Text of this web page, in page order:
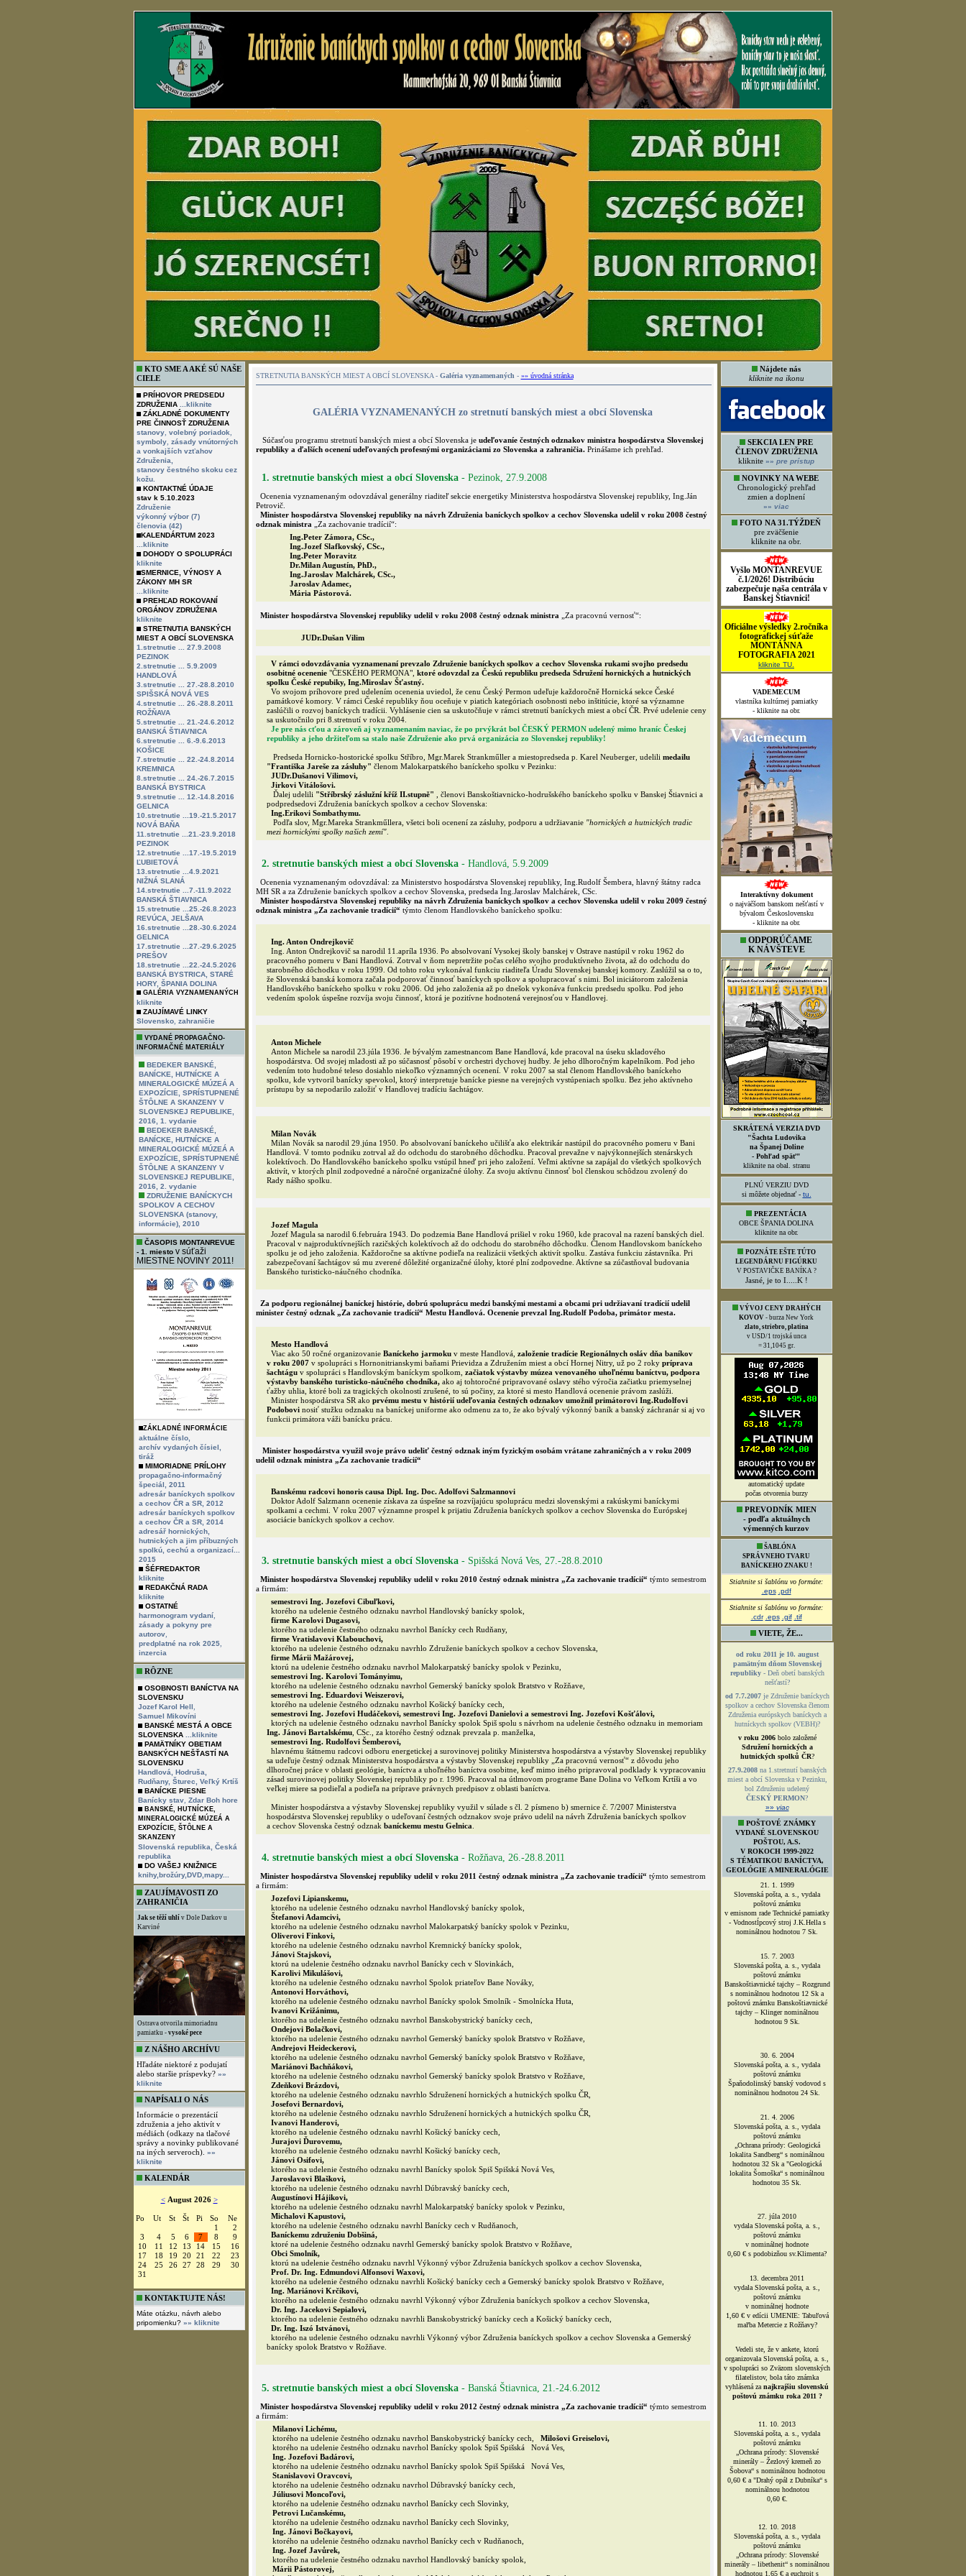
KTO SME A AKÉ SÚ NAŠE
CIELE
PRÍHOVOR PREDSEDU
ZDRUŽENIA
...kliknite
ZÁKLADNÉ DOKUMENTY
PRE ČINNOSŤ ZDRUŽENIA
stanovy, volebný poriadok
symboly, zásady vnútorných
a vonkajších vzťahov
Združenia,
stanovy čestného skoku cez
kožu.
KONTAKTNÉ ÚDAJE
stav k 5.10.2023
Združenie
výkonný výbor (7)
členovia (42)
KALENDÁRTUM 2023
...kliknite
DOHODY O SPOLUPRÁCI
kliknite
SMERNICE, VÝNOSY A
ZÁKONY MH SR
...kliknite
PREHĽAD ROKOVANÍ
ORGÁNOV ZDRUŽENIA
kliknite
STRETNUTIA BANSKÝCH
MIEST A OBCÍ SLOVENSKA
1.stretnutie ... 27.9.2008
PEZINOK
2.stretnutie ... 5.9.2009
HANDLOVÁ
3.stretnutie ... 27.-28.8.2010
SPIŠSKÁ NOVÁ VES
4.stretnutie ... 26.-28.8.2011
ROŽŇAVA
5.stretnutie ... 21.-24.6.2012
BANSKÁ ŠTIAVNICA
6.stretnutie ... 6.-9.6.2013
KOŠICE
7.stretnutie ... 22.-24.8.2014
KREMNICA
8.stretnutie ... 24.-26.7.2015
BANSKÁ BYSTRICA
9.stretnutie ... 12.-14.8.2016
GELNICA
10.stretnutie ...19.-21.5.2017
NOVÁ BAŇA
11.stretnutie ...21.-23.9.2018
PEZINOK
12.stretnutie ...17.-19.5.2019
ĽUBIETOVÁ
13.stretnutie ...4.9.2021
NIŽNÁ SLANÁ
14.stretnutie ...7.-11.9.2022
BANSKÁ ŠTIAVNICA
15.stretnutie ...25.-26.8.2023
REVÚCA, JELŠAVA
16.stretnutie ...28.-30.6.2024
GELNICA
17.stretnutie ...27.-29.6.2025
PREŠOV
18.stretnutie ...22.-24.5.2026
BANSKÁ BYSTRICA, STARÉ
HORY, ŠPANIA DOLINA
GALÉRIA VYZNAMENANÝCH
kliknite
ZAUJÍMAVÉ LINKY
Slovensko, zahraničie
VYDANÉ PROPAGAČNO-
INFORMAČNÉ MATERIÁLY
BEDEKER BANSKÉ,
BANÍCKE, HUTNÍCKE A
MINERALOGICKÉ MÚZEÁ A
EXPOZÍCIE, SPRÍSTUPNENÉ
ŠTÔLNE A SKANZENY V
SLOVENSKEJ REPUBLIKE,
2016, 1. vydanie
BEDEKER BANSKÉ,
BANÍCKE, HUTNÍCKE A
MINERALOGICKÉ MÚZEÁ A
EXPOZÍCIE, SPRÍSTUPNENÉ
ŠTÔLNE A SKANZENY V
SLOVENSKEJ REPUBLIKE,
2016, 2. vydanie
ZDRUŽENIE BANÍCKYCH
SPOLKOV A CECHOV
SLOVENSKA (stanovy,
informácie), 2010
ČASOPIS MONTANREVUE
- 1. miesto v súťaži
MIESTNE NOVINY 2011!
ZÁKLADNÉ INFORMÁCIE
aktuálne číslo,
archív vydaných čísiel,
tiráž
MIMORIADNE PRÍLOHY
propagačno-informačný
špeciál, 2011
adresár baníckych spolkov
a cechov ČR a SR, 2012
adresár baníckych spolkov
a cechov ČR a SR, 2014
adresář hornických,
hutnických a jim příbuzných
spolkú, cechú a organizací...
2015
ŠÉFREDAKTOR
kliknite
REDAKČNÁ RADA
kliknite
OSTATNÉ
harmonogram vydaní,
zásady a pokyny pre
autorov,
predplatné na rok 2025,
inzercia
RÔZNE
OSOBNOSTI BANÍCTVA NA
SLOVENSKU
Jozef Karol Hell
Samuel Mikovíni
BANSKÉ MESTÁ A OBCE
SLOVENSKA
...kliknite
PAMÄTNÍKY OBETIAM
BANSKÝCH NEŠŤASTÍ NA
SLOVENSKU
Handlová,
Hodruša,
Rudňany, Šturec,
Veľký Krtíš
BANÍCKE PIESNE
Banícky stav, Zdar Boh hore
BANSKÉ, HUTNÍCKE,
MINERALOGICKÉ MÚZEÁ A
EXPOZÍCIE, ŠTÔLNE A
SKANZENY
Slovenská republika,
Česká
republika
DO VAŠEJ KNIŽNICE
knihy,brožúry,DVD,mapy...
ZAUJÍMAVOSTI ZO
ZAHRANIČIA
Jak se těží uhlív Dole Darkov u
Karviné
Ostrava otvorila mimoriadnu
pamiatku -vysoké pece
Z NÁŠHO ARCHÍVU
Hľadáte niektoré z podujatí
alebo staršie príspevky? »»
kliknite
NAPÍSALI O NÁS
Informácie o prezentácií
združenia a jeho aktivít v
médiách (odkazy na tlačové
správy a novinky publikované
na iných serveroch). »»
kliknite
KALENDÁR
< August 2026 >
Po Ut St Št Pi So
Ne
1
2
3
4 5 6 7 8
9
10
11 12 13 14 15
16
17
18 19 20 21 22
23
24
25 26 27 28 29
30
31
KONTAKTUJTE NÁS!
Máte otázku, návrh alebo
pripomienku? »» kliknite
Nájdete nás
kliknite na ikonu
SEKCIA LEN PRE
ČLENOV ZDRUŽENIA
kliknite »» pre prístup
NOVINKY NA WEBE
Chronologický prehľad
zmien a doplnení
»» viac
FOTO NA 31.TÝŽDEŇ
pre zväčšenie
kliknite na obr.
Vyšlo MONTANREVUE
č.1/2026! Distribúciu
zabezpečuje naša centrála v
Banskej Štiavnici!
Oficiálne výsledky 2.ročníka
fotografickej súťaže
MONTÁNNA
FOTOGRAFIA 2021
kliknite TU.
VADEMECUM
vlastníka kultúrnej pamiatky
- kliknite na obr.
Interaktívny dokument
o najväčšom banskom nešťastí v
bývalom Československu
- kliknite na obr.
ODPORÚČAME
K NÁVŠTEVE
SKRÁTENÁ VERZIA DVD
"Šachta Ludovika
na Španej Doline
- Pohľad späť"
kliknite na obal. stranu
PLNÚ VERZIU DVD
si môžete objednať - tu.
PREZENTÁCIA
OBCE ŠPANIA DOLINA
kliknite na obr.
POZNÁTE EŠTE TÚTO
LEGENDÁRNU FIGÚRKU
V POSTAVIČKE BANÍKA ?
Jasné, je to I.....K !
VÝVOJ CENY DRAHÝCH
KOVOV - burza New York
zlato, striebro, platina
v USD/1 trojská unca
= 31,1045 gr.
automatický update
počas otvorenia burzy
PREVODNÍK MIEN
- podľa aktuálnych
výmenných kurzov
ŠABLÓNA
SPRÁVNEHO TVARU
BANÍCKEHO ZNAKU !
Stiahnite si šablónu vo formáte:
.eps .pdf
Stiahnite si šablónu vo formáte:
.cdr .eps .gif .tif
VIETE, ŽE...
od roku 2011 je 10. august
pamätným dňom Slovenskej
republiky - Deň obetí banských
nešťastí?
od 7.7.2007je Združenie baníckych
spolkov a cechov Slovenska členom
Združenia európskych baníckych a
hutníckych spolkov (VEBH)?
v roku 2006bolo založené
Sdružení hornických a
hutnických spolků ČR?
27.9.2008na 1.stretnutí banských
miest a obcí Slovenska v Pezinku,
bol Združeniu udelený
ČESKÝ PERMON?
»» viac
POŠTOVÉ ZNÁMKY
VYDANÉ SLOVENSKOU
POŠTOU, A.S.
V ROKOCH 1999-2022
S TÉMATIKOU BANÍCTVA,
GEOLÓGIE A MINERALÓGIE
21. 1. 1999
Slovenská pošta, a. s., vydala
poštovú známku
v emisnom rade Technické pamiatky
- Vodnostĺpcový stroj J.K.Hella s
nominálnou hodnotou 7 Sk.
15. 7. 2003
Slovenská pošta, a. s., vydala
poštovú známku
Banskoštiavnické tajchy – Rozgrund
s nominálnou hodnotou 12 Sk a
poštovú známku Banskoštiavnické
tajchy – Klinger nominálnou
hodnotou 9 Sk.
30. 6. 2004
Slovenská pošta, a. s., vydala
poštovú známku
Špaňodolinský banský vodovod s
nominálnou hodnotou 24 Sk.
21. 4. 2006
Slovenská pošta, a. s., vydala
poštovú známku
„Ochrana prírody: Geologická
lokalita Sandberg“ s nominálnou
hodnotou 32 Sk a "Geologická
lokalita Šomoška“ s nominálnou
hodnotou 35 Sk.
27. júla 2010
vydala Slovenská pošta, a. s.,
poštovú známku
v nominálnej hodnote
0,60 € s podobizňou sv.Klimenta?
13. decembra 2011
vydala Slovenská pošta, a. s.,
poštovú známku
v nominálnej hodnote
1,60 € v edícii UMENIE: Tabuľová
maľba Metercie z Rožňavy?
Vedeli ste, že v ankete, ktorú
organizovala Slovenská pošta, a. s.,
v spolupráci so Zväzom slovenských
filatelistov, bola táto známka
vyhlásená za najkrajšiu slovenskú
poštovú známku roka 2011 ?
11. 10. 2013
Slovenská pošta, a. s., vydala
poštovú známku
„Ochrana prírody: Slovenské
minerály – Žezlový kremeň zo
Šobova“ s nominálnou hodnotou
0,60 € a "Drahý opál z Dubníka“ s
nominálnou hodnotou
0,60 €.
12. 10. 2018
Slovenská pošta, a. s., vydala
poštovú známku
„Ochrana prírody: Slovenské
minerály – libethenit“ s nominálnou
hodnotou 1,65 € a euchroit s
STRETNUTIA BANSKÝCH MIEST A OBCÍ SLOVENSKA - Galéria vyznamenaných - »» úvodná stránka
GALÉRIA VYZNAMENANÝCH zo stretnutí banských miest a obcí Slovenska
Súčasťou programu stretnutí banských miest a obcí Slovenska je udeľovaníe čestných odznakov ministra hospodárstva Slovenskej
republiky a ďalších ocenení udeľovaných profesnými organizáciami zo Slovenska a zahraničia.Prinášame ich prehľad.
1. stretnutie banských miest a obcí Slovenska- Pezinok, 27.9.2008
Ocenenia vyznamenaným odovzdával generálny riaditeľ sekcie energetiky Ministerstva hospodárstva Slovenskej republiky, Ing.Ján
Petrovič.
Minister hospodárstva Slovenskej republiky na návrh Združenia baníckych spolkov a cechov Slovenska udelil v roku 2008 čestný
odznak ministra „Za zachovanie tradícií“:
Ing.Peter Zámora, CSc.,
Ing.Jozef Slafkovský, CSc.,
Ing.Peter Moravitz
Dr.Milan Augustín, PhD.,
Ing.Jaroslav Malchárek, CSc.,
Jaroslav Adamec,
Mária Pástorová.
Minister hospodárstva Slovenskej republiky udelil v roku 2008 čestný odznak ministra „Za pracovnú vernosť“:
JUDr.Dušan Vilim
V rámci odovzdávania vyznamenaní prevzalo Združenie baníckych spolkov a cechov Slovenska rukami svojho predsedu
osobitné ocenenie "ČESKÉHO PERMONA", ktoré odovzdal za Českú republiku predseda Sdružení hornických a hutnických
spolku České repubiky, Ing.Miroslav Šťastný.
Vo svojom príhovore pred udelením ocenenia uviedol, že cenu Český Permon udeľuje každoročně Hornická sekce České
památkové komory. V rámci České republiky ňou oceňuje v piatich kategóriach osobnosti nebo inštitúcie, ktoré sa významne
zaslúčili o rozvoj baníckych tradícii. Vyhlásenie cien sa uskutočňuje v rámci stretnutí baníckych miest a obcí ČR. Prvé udelenie ceny
sa uskutočnilo pri 8.stretnutí v roku 2004.
Je pre nás cťou a zároveň aj vyznamenaním naviac, že po prvýkrát bol ČESKÝ PERMON udelený mimo hraníc Českej
republiky a jeho držiteľom sa stalo naše Združenie ako prvá organizácia zo Slovenskej republiky!
Predseda Hornicko-hostorické spolku Stříbro, Mgr.Marek Strankműller a miestopredseda p. Karel Neuberger, udelili medailu
"Františka Jareše za zásluhy" členom Malokarpatského baníckeho spolku v Pezinku:
JUDr.Dušanovi Vilimovi,
Jirkovi Vitálošovi.
Ďalej udelili "Stříbrský záslužní kříž II.stupně" , členovi Banskoštiavnicko-hodrušského baníckeho spolku v Banskej Štiavnici a
podpredsedovi Združenia baníckych spolkov a cechov Slovenska:
Ing.Erikovi Sombathymu.
Podľa slov, Mgr.Mareka Strankműllera, všetci boli ocenení za zásluhy, podporu a udržiavanie "hornických a hutnických tradic
mezi hornickými spolky našich zemí".
2. stretnutie banských miest a obcí Slovenska- Handlová, 5.9.2009
Ocenenia vyznamenaným odovzdával: za Ministerstvo hospodárstva Slovenskej republiky, Ing.Rudolf Šembera, hlavný štátny radca
MH SR a za Združenie baníckych spolkov a cechov Slovenska, predseda Ing.Jaroslav Malchárek, CSc.
Minister hospodárstva Slovenskej republiky na návrh Združenia baníckych spolkov a cechov Slovenska udelil v roku 2009 čestný
odznak ministra „Za zachovanie tradícií“ týmto členom Handlovského baníckeho spolku:
Ing. Anton Ondrejkovič
Ing. Anton Ondrejkovič sa narodil 11.apríla 1936. Po absolvovaní Vysokej školy banskej v Ostrave nastúpil v roku 1962 do
pracovného pomeru v Bani Handlová. Zotrval v ňom nepretržite počas celého svojho produktívneho života, až do odchodu do
starobného dôchodku v roku 1999. Od tohto roku vykonával funkciu riaditeľa Úradu Slovenskej banskej komory. Zaslúžil sa o to,
že Slovenská banská komora začala podporovať činnosť baníckych spolkov a spolupracovať s nimi. Bol iniciátorom založenia
Handlovského baníckeho spolku v roku 2006. Od jeho založenia až po dnešok vykonáva funkciu predsedu spolku. Pod jeho
vedením spolok úspešne rozvíja svoju činnosť, ktorá je pozitívne hodnotená verejnosťou v Handlovej.
Anton Michele
Anton Michele sa narodil 23.júla 1936. Je bývalým zamestnancom Bane Handlová, kde pracoval na úseku skladového
hospodárstva. Od svojej mladosti až po súčasnosť pôsobí v orchestri dychovej hudby. Je jeho dlhoročným kapelníkom. Pod jeho
vedením toto hudobné teleso dosiahlo niekoľko významných ocenení. V roku 2007 sa stal členom Handlovského baníckeho
spolku, kde vytvoril banícky spevokol, ktorý interpretuje banícke piesne na verejných vystúpeniach spolku. Bez jeho aktívneho
prístupu by sa nepodarilo založiť v Handlovej tradíciu šachtágov.
Milan Novák
Milan Novák sa narodil 29.júna 1950. Po absolvovaní baníckeho učilišťa ako elektrikár nastúpil do pracovného pomeru v Bani
Handlová. V tomto podniku zotrval až do odchodu do starobného dôchodku. Pracoval prevažne v najvýkonnejších stenárskych
kolektívoch. Do Handlovského baníckeho spolku vstúpil hneď pri jeho založení. Veľmi aktívne sa zapájal do všetkých spolkových
aktivít, v ktorých plnil zodpovedné a náročné organizačné úlohy. Za svoju aktívnu činnosť bol členskou schôdzou zvolený do
Rady nášho spolku.
Jozef Magula
Jozef Magula sa narodil 6.februára 1943. Do podzemia Bane Handlová prišiel v roku 1960, kde pracoval na razení banských diel.
Pracoval v najproduktívnejších razičských kolektívoch až do odchodu do starobného dôchodku. Členom Handlovskom baníckeho
spolku je od jeho založenia. Každoročne sa aktívne podieľa na realizácii všetkých aktivít spolku. Zastáva funkciu zástavníka. Pri
zabezpečovaní šachtágov sú mu zverené dôležité organizačné úlohy, ktoré plní zodpovedne. Aktívne sa zúčastňoval budovania
Banského turisticko-náučného chodníka.
Za podporu regionálnej baníckej histórie, dobrú spoluprácu medzi banskými mestami a obcami pri udržiavaní tradícií udelil
minister čestný odznak „Za zachovanie tradícií“ Mestu Handlová. Ocenenie prevzal Ing.Rudolf Podoba, primátor mesta.
Mesto Handlová
Viac ako 50 ročné organizovanie Baníckeho jarmokuv meste Handlová, založenie tradície Regionálnych osláv dňa baníkov
v roku 2007 v spolupráci s Hornonitrianskymi baňami Prievidza a Združením miest a obcí Hornej Nitry, už po 2 rokypríprava
šachtáguv spolupráci s Handlovským baníckym spolkom, začiatok výstavby múzea venovaného uhoľnému baníctvu, podpora
výstavby banského turisticko-náučného chodníka,ako aj tohtoročné pripravované oslavy stého výročia začiatku priemyselnej
ťažby uhlia, ktoré boli za tragických okolností zrušené, to sú počiny, za ktoré si mesto Handlová ocenenie právom zaslúži.
Minister hospodárstva SR ako prvému mestu v histórií udeľovania čestných odznakov umožnil primátorovi Ing.Rudolfovi
Podobovinosiť stužku odznaku na baníckej uniforme ako odmenu za to, že ako bývalý výkonný baník a banský záchranár si aj vo
funkcii primátora váži banícku prácu.
Minister hospodárstva využil svoje právo udeliť čestný odznak iným fyzickým osobám vrátane zahraničných a v roku 2009
udelil odznak ministra „Za zachovanie tradícií“
Banskému radcovi honoris causa Dipl. Ing. Doc. Adolfovi Salzmannovi
Doktor Adolf Salzmann ocenenie získava za úspešne sa rozvíjajúcu spoluprácu medzi slovenskými a rakúskymi baníckymi
spolkami a cechmi. V roku 2007 významne prospel k prijatiu Združenia baníckych spolkov a cechov Slovenska do Európskej
asociácie baníckych spolkov a cechov.
3. stretnutie banských miest a obcí Slovenska- Spišská Nová Ves, 27.-28.8.2010
Minister hospodárstva Slovenskej republiky udelil v roku 2010 čestný odznak ministra „Za zachovanie tradícií“ týmto semestrom
a firmám:
semestrovi Ing. Jozefovi Cibuľkovi,
ktorého na udelenie čestného odznaku navrhol Handlovský banícky spolok,
firme Karolovi Dugasovi,
ktorého na udelenie čestného odznaku navrhol Banícky cech Rudňany,
firme Vratislavovi Klabouchovi,
ktorého na udelenie čestného odznaku navrhlo Združenie baníckych spolkov a cechov Slovenska,
firme Márii Mažárovej,
ktorú na udelenie čestného odznaku navrhol Malokarpatský banícky spolok v Pezinku,
semestrovi Ing. Karolovi Tományimu,
ktorého na udelenie čestného odznaku navrhol Gemerský banícky spolok Bratstvo v Rožňave,
semestrovi Ing. Eduardovi Weiszerovi,
ktorého na udelenie čestného odznaku navrhol Košický banícky cech,
semestrovi Ing. Jozefovi Hudáčekovi, semestrovi Ing. Jozefovi Danielovi a semestrovi Ing. Jozefovi Košťálovi,
ktorých na udelenie čestného odznaku navrhol Banícky spolok Spiš spolu s návrhom na udelenie čestného odznaku in memoriam
Ing. Jánovi Bartalskému, CSc., za ktorého čestný odznak prevzala p. manželka,
semestrovi Ing. Rudolfovi Šemberovi,
hlavnému štátnemu radcovi odboru energetickej a surovinovej politiky Ministerstva hospodárstva a výstavby Slovenskej republiky
sa udeľuje čestný odznak Ministerstva hospodárstva a výstavby Slovenskej republiky „Za pracovnú vernosť“ z dôvodu jeho
dlhoročnej práce v oblasti geológie, baníctva a uhoľného baníctva osobitne, keď mimo iného pripravoval podklady k vypracovaniu
zásad surovinovej politiky Slovenskej republiky po r. 1996. Pracoval na útlmovom programe Bane Dolina vo Veľkom Krtíši a vo
veľkej miere sa podieľal a podieľa na príprave právnych predpisov z oblasti baníctva.
Minister hospodárstva a výstavby Slovenskej republiky využil v súlade s čl. 2 písmeno b) smernice č. 7/2007 Ministerstva
hospodárstva Slovenskej republiky o udeľovaní čestných odznakov svoje právo udelil na návrh Združenia baníckych spolkov
a cechov Slovenska čestný odznak baníckemu mestu Gelnica
4. stretnutie banských miest a obcí Slovenska- Rožňava, 26.-28.8.2011
Minister hospodárstva Slovenskej republiky udelil v roku 2011 čestný odznak ministra „Za zachovanie tradícií“ týmto semestrom
a firmám:
Jozefovi Lipianskemu,
ktorého na udelenie čestného odznaku navrhol Handlovský banícky spolok,
Štefanovi Adamcivi,
ktorého na udelenie čestného odznaku navrhol Malokarpatský banícky spolok v Pezinku,
Oliverovi Finkovi,
ktorého na udelenie čestného odznaku navrhol Kremnický banícky spolok,
Jánovi Stajskovi,
ktorú na udelenie čestného odznaku navrhol Banícky cech v Slovinkách,
Karolivi Mikulášovi,
ktorého na udelenie čestného odznaku navrhol Spolok priateľov Bane Nováky,
Antonovi Horváthovi,
ktorého na udelenie čestného odznaku navrhol Banícky spolok Smolník - Smolnícka Huta,
Ivanovi Križánimu,
ktorého na udelenie čestného odznaku navrhol Banskobystrický banícky cech,
Ondejovi Bolačkovi,
ktorého na udelenie čestného odznaku navrhol Gemerský banícky spolok Bratstvo v Rožňave,
Andrejovi Heideckerovi,
ktorého na udelenie čestného odznaku navrhol Gemerský banícky spolok Bratstvo v Rožňave,
Mariánovi Bachňákovi,
ktorého na udelenie čestného odznaku navrhol Gemerský banícky spolok Bratstvo v Rožňave,
Zdeňkovi Brázdovi,
ktorého na udelenie čestného odznaku navrhlo Sdruženení hornických a hutnických spolku ČR,
Josefovi Bernardovi,
ktorého na udelenie čestného odznaku navrhlo Sdruženení hornických a hutnických spolku ČR,
Ivanovi Handerovi,
ktorého na udelenie čestného odznaku navrhl Košický banícky cech,
Jurajovi Ďurovemu,
ktorého na udelenie čestného odznaku navrhl Košický banícky cech,
Jánovi Osifovi,
ktorého na udelenie čestného odznaku navrhl Banícky spolok Spiš Spišská Nová Ves,
Jaroslavovi Blaškovi,
ktorého na udelenie čestného odznaku navrhl Dúbravský banícky cech,
Augustínovi Hájikovi,
ktorého na udelenie čestného odznaku navrhl Malokarpatský banícky spolok v Pezinku,
Michalovi Kapustovi,
ktorého na udelenie čestného odznaku navrhl Banícky cech v Rudňanoch,
Baníckemu združeniu Dobšiná,
ktoré na udelenie čestného odznaku navrhl Gemerský banícky spolok Bratstvo v Rožňave,
Obci Smolník,
ktorú na udelenie čestného odznaku navrhl Výkonný výbor Združenia baníckych spolkov a cechov Slovenska,
Prof. Dr. Ing. Edmundovi Alfonsovi Waxovi,
ktorého na udelenie čestného odznaku navrhli Košický banícky cech a Gemerský banícky spolok Bratstvo v Rožňave,
Ing. Mariánovi Krčíkovi,
ktorého na udelenie čestného odznaku navrhl Výkonný výbor Združenia baníckych spolkov a cechov Slovenska,
Dr. Ing. Jacekovi Sepialovi,
ktorého na udelenie čestného odznaku navrhli Banskobystrický banícky cech a Košický banícky cech,
Dr. Ing. Iszó Istvánovi,
ktorého na udelenie čestného odznaku navrhli Výkonný výbor Združenia baníckych spolkov a cechov Slovenska a Gemerský
banícky spolok Bratstvo v Rožňave.
5. stretnutie banských miest a obcí Slovenska- Banská Štiavnica, 21.-24.6.2012
Minister hospodárstva Slovenskej republiky udelil v roku 2012 čestný odznak ministra „Za zachovanie tradícií“ týmto semestrom
a firmám:
Milanovi Lichému,
ktorého na udelenie čestného odznaku navrhol Banskobystrický banícky cech, Milošovi Greiselovi,
ktorého na udelenie čestného odznaku navrhol Banícky spolok Spiš Spišská Nová Ves,
Ing. Jozefovi Badárovi,
ktorého na udelenie čestného odznaku navrhol Banícky spolok Spiš Spišská Nová Ves,
Stanislavovi Oravcovi,
ktorého na udelenie čestného odznaku navrhol Dúbravský banícky cech,
Júliusovi Moncoľovi,
ktorého na udelenie čestného odznaku navrhol Banícky cech Slovinky,
Petrovi Lučanskému,
ktorého na udelenie čestného odznaku navrhol Banícky cech Slovinky,
Ing. Jánovi Bočkayovi,
ktorého na udelenie čestného odznaku navrhol Banícky cech v Rudňanoch,
Ing. Jozef Javůrek,
ktorého na udelenie čestného odznaku navrhol Handlovský banícky spolok,
Márii Pástorovej,